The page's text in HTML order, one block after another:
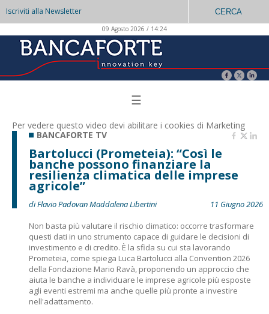
Iscriviti alla Newsletter CERCA
09 Agosto 2026 / 14:24
☰
Per vedere questo video devi abilitare i cookies di Marketing
BANCAFORTE TV
Bartolucci (Prometeia): “Così le
banche possono finanziare la
resilienza climatica delle imprese
agricole”
di Flavio Padovan Maddalena Libertini
11 Giugno 2026
Non basta più valutare il rischio climatico: occorre trasformare
questi dati in uno strumento capace di guidare le decisioni di
investimento e di credito. È la sfida su cui sta lavorando
Prometeia, come spiega Luca Bartolucci alla Convention 2026
della Fondazione Mario Ravà, proponendo un approccio che
aiuta le banche a individuare le imprese agricole più esposte
agli eventi estremi ma anche quelle più pronte a investire
nell'adattamento.